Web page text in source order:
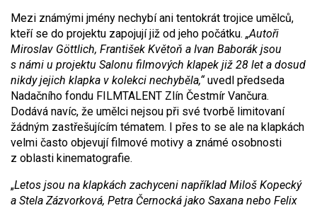
Mezi známými jmény nechybí ani tentokrát trojice umělců,
kteří se do projektu zapojují již od jeho počátku. „Autoři
Miroslav Göttlich, František Květoň a Ivan Baborák jsou
s námi u projektu Salonu filmových klapek již 28 let a dosud
nikdy jejich klapka v kolekci nechyběla,“uvedl předseda
Nadačního fondu FILMTALENT Zlín Čestmír Vančura.
Dodává navíc, že umělci nejsou při své tvorbě limitovaní
žádným zastřešujícím tématem. I přes to se ale na klapkách
velmi často objevují filmové motivy a známé osobnosti
z oblasti kinematografie.
„Letos jsou na klapkách zachyceni například Miloš Kopecký
a Stela Zázvorková, Petra Černocká jako Saxana nebo Felix